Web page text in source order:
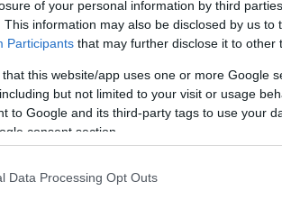
of your personal information by third
This information may also be disclosed by us to
Participants that may further disclose it to other
that this website/app uses one or more Google
but not limited to your visit or usage
to Google and its third-party tags to use your
consent section.
Data Processing Opt Outs
em junho de 2021, com 100.000
liquidez na bolsa descentralizada
agrícolas / de aposta, 10% para
um todo e 8% para recompensas de
dos 10% restantes do suprimento